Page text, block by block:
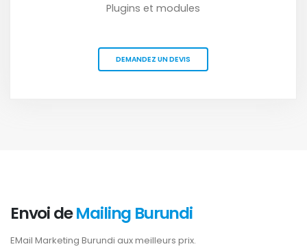
Plugins et modules
DEMANDEZ UN DEVIS
Envoi deMailing Burundi
EMail Marketing Burundi aux meilleurs prix.